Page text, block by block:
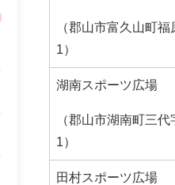
（郡山市富久山町
1）
湖南スポーツ広場
（郡山市湖南町三
1）
田村スポーツ広場